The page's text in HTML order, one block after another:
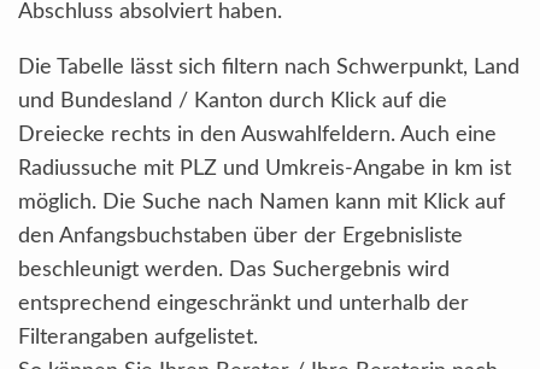
Abschluss absolviert haben.
Die Tabelle lässt sich filtern nach Schwerpunkt, Land
und Bundesland / Kanton durch Klick auf die
Dreiecke rechts in den Auswahlfeldern. Auch eine
Radiussuche mit PLZ und Umkreis-Angabe in km ist
möglich. Die Suche nach Namen kann mit Klick auf
den Anfangsbuchstaben über der Ergebnisliste
beschleunigt werden. Das Suchergebnis wird
entsprechend eingeschränkt und unterhalb der
Filterangaben aufgelistet.